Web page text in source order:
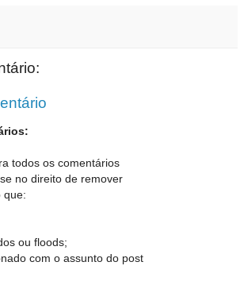
todos os comentários
no direito de remover
que:
ou floods;
com o assunto do post